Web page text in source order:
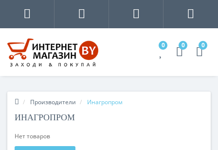
0 0 0
Производители Инагропром
ИНАГРОПРОМ
Нет товаров